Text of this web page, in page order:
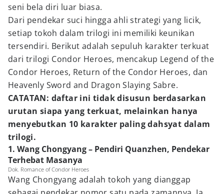
seni bela diri luar biasa.
Dari pendekar suci hingga ahli strategi yang licik,
setiap tokoh dalam trilogi ini memiliki keunikan
tersendiri. Berikut adalah sepuluh karakter terkuat
dari trilogi Condor Heroes, mencakup Legend of the
Condor Heroes, Return of the Condor Heroes, dan
Heavenly Sword and Dragon Slaying Sabre.
CATATAN: daftar ini tidak disusun berdasarkan
urutan siapa yang terkuat, melainkan hanya
menyebutkan 10 karakter paling dahsyat dalam
trilogi.
1. Wang Chongyang – Pendiri Quanzhen, Pendekar
Terhebat Masanya
Dok. Romance of Condor Heroes
Wang Chongyang adalah tokoh yang dianggap